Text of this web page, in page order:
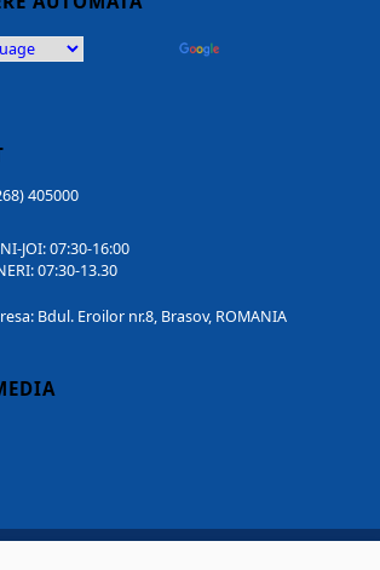
405000
JOI: 07:30-16:00
07:30-13.30
Bdul. Eroilor nr.8, Brasov, ROMANIA